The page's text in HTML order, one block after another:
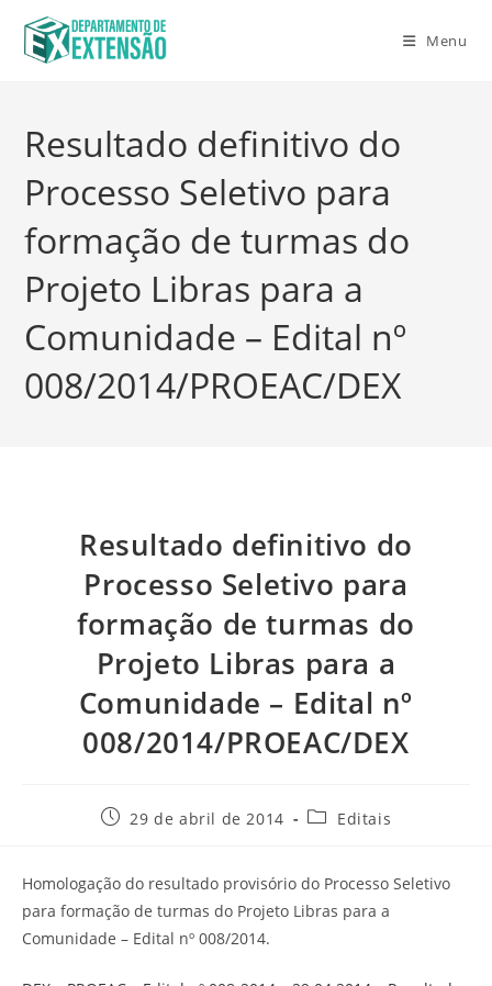
Menu
Resultado definitivo do
Processo Seletivo para
formação de turmas do
Projeto Libras para a
Comunidade – Edital nº
008/2014/PROEAC/DEX
Resultado definitivo do
Processo Seletivo para
formação de turmas do
Projeto Libras para a
Comunidade – Edital nº
008/2014/PROEAC/DEX
29 de abril de 2014 Editais
Homologação do resultado provisório do Processo Seletivo
para formação de turmas do Projeto Libras para a
Comunidade – Edital nº 008/2014.